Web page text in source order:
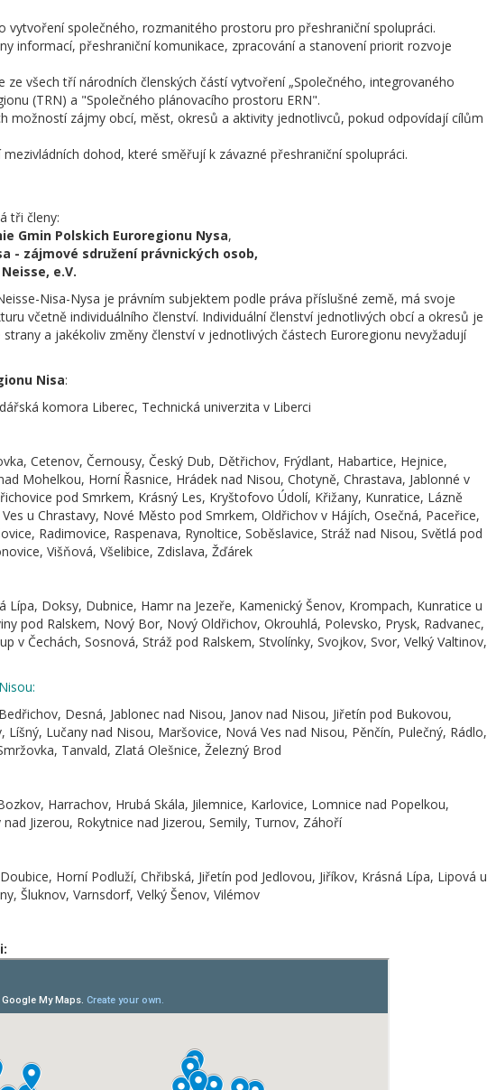
vytvoření společného, rozmanitého prostoru pro přeshraniční spolupráci.
informací, přeshraniční komunikace, zpracování a stanovení priorit rozvoje
všech tří národních členských částí vytvoření „Společného, integrovaného
(TRN) a "Společného plánovacího prostoru ERN".
možností zájmy obcí, měst, okresů a aktivity jednotlivců, pokud odpovídají cílům
dohod, které směřují k závazné přeshraniční spolupráci.
tři členy:
Gmin Polskich Euroregionu Nysa,
- zájmové sdružení právnických osob,
e.V.
Nisa-Nysa je právním subjektem podle práva příslušné země, má svoje
včetně individuálního členství. Individuální členství jednotlivých obcí a okresů je
a jakékoliv změny členství v jednotlivých částech Euroregionu nevyžadují
Nisa:
komora Liberec, Technická univerzita v Liberci
Cetenov, Černousy, Český Dub, Dětřichov, Frýdlant, Habartice, Hejnice,
Mohelkou, Horní Řasnice, Hrádek nad Nisou, Chotyně, Chrastava, Jablonné v
pod Smrkem, Krásný Les, Kryštofovo Údolí, Křižany, Kunratice, Lázně
u Chrastavy, Nové Město pod Smrkem, Oldřichov v Hájích, Osečná, Paceřice,
Radimovice, Raspenava, Rynoltice, Soběslavice, Stráž nad Nisou, Světlá pod
Višňová, Všelibice, Zdislava, Žďárek
Lípa, Doksy, Dubnice, Hamr na Jezeře, Kamenický Šenov, Krompach, Kunratice u
pod Ralskem, Nový Bor, Nový Oldřichov, Okrouhlá, Polevsko, Prysk, Radvanec,
v Čechách, Sosnová, Stráž pod Ralskem, Stvolínky, Svojkov, Svor, Velký Valtinov,
Desná, Jablonec nad Nisou, Janov nad Nisou, Jiřetín pod Bukovou,
Lučany nad Nisou, Maršovice, Nová Ves nad Nisou, Pěnčín, Pulečný, Rádlo,
Tanvald, Zlatá Olešnice, Železný Brod
Harrachov, Hrubá Skála, Jilemnice, Karlovice, Lomnice nad Popelkou,
Jizerou, Rokytnice nad Jizerou, Semily, Turnov, Záhoří
Horní Podluží, Chřibská, Jiřetín pod Jedlovou, Jiříkov, Krásná Lípa, Lipová u
Šluknov, Varnsdorf, Velký Šenov, Vilémov